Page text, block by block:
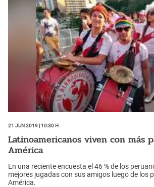
21 Jun 2019 | 10:30 h
Latinoamericanos viven con más
América
En una reciente encuesta el 46 % de los
mejores jugadas con sus amigos luego de los
América.